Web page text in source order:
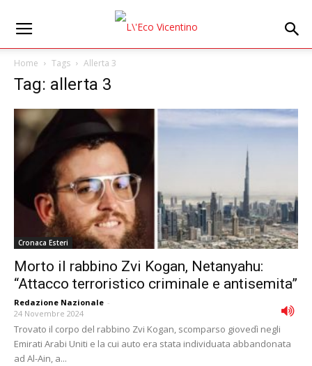
Home Tags Allerta 3
Tag: allerta 3
Cronaca Esteri
Morto il rabbino Zvi Kogan, Netanyahu:
“Attacco terroristico criminale e antisemita”
Redazione Nazionale -
24 Novembre 2024
Trovato il corpo del rabbino Zvi Kogan, scomparso giovedì negli
Emirati Arabi Uniti e la cui auto era stata individuata abbandonata
ad Al-Ain, a...